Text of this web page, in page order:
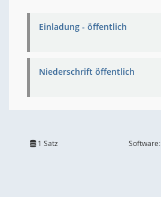
Einladung - öffentlich
Niederschrift öffentlich
1 Satz Software: